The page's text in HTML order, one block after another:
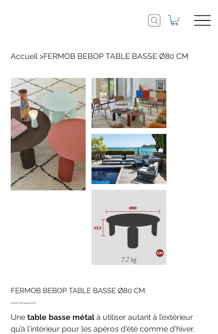
Accueil >FERMOB BEBOP TABLE BASSE Ø80 CM
FERMOB BEBOP TABLE BASSE Ø80 CM
Prix 549.00 CHF
Unetable basse métal à utiliser autant à l’extérieur
qu’à l'intérieur pour les apéros d'été comme d'hiver.